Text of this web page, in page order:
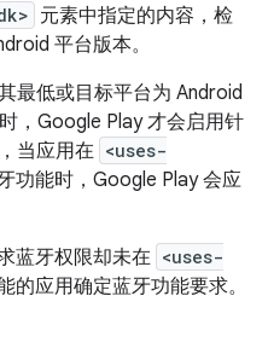
元素中指定的内容，检
平台版本。
最低或目标平台为 Android
，Google Play 才会启用针
当应用在 <uses-
功能时，Google Play 会应
蓝牙权限却未在 <uses-
的应用确定蓝牙功能要求。